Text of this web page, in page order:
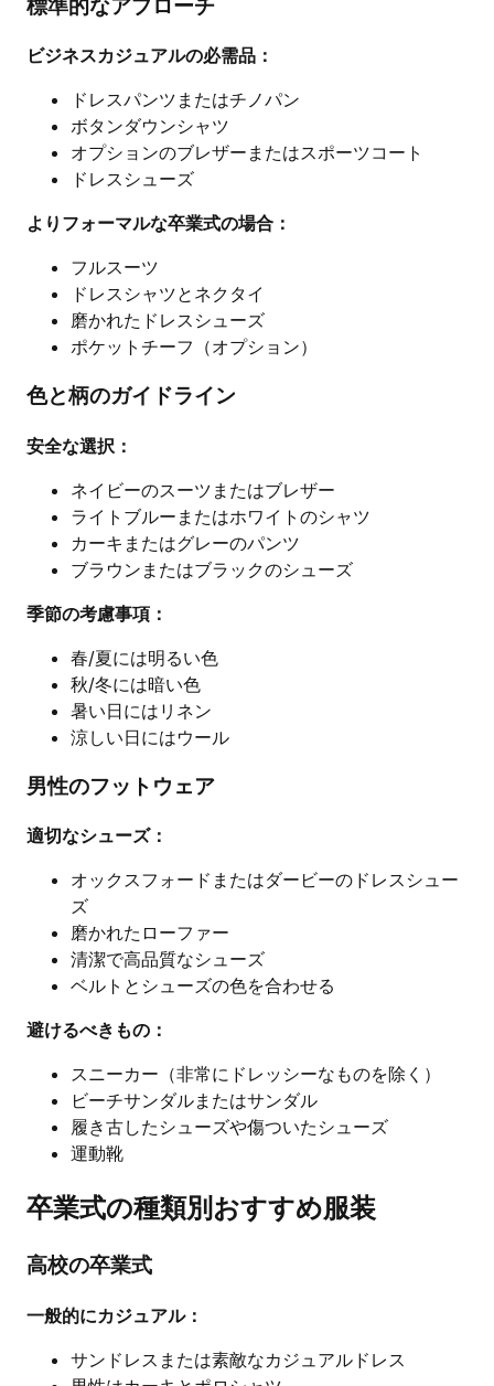
標準的なアプローチ
ビジネスカジュアルの必需品：
ドレスパンツまたはチノパン
ボタンダウンシャツ
オプションのブレザーまたはスポーツコート
ドレスシューズ
よりフォーマルな卒業式の場合：
フルスーツ
ドレスシャツとネクタイ
磨かれたドレスシューズ
ポケットチーフ（オプション）
色と柄のガイドライン
安全な選択：
ネイビーのスーツまたはブレザー
ライトブルーまたはホワイトのシャツ
カーキまたはグレーのパンツ
ブラウンまたはブラックのシューズ
季節の考慮事項：
春/夏には明るい色
秋/冬には暗い色
暑い日にはリネン
涼しい日にはウール
男性のフットウェア
適切なシューズ：
オックスフォードまたはダービーのドレスシュー
ズ
磨かれたローファー
清潔で高品質なシューズ
ベルトとシューズの色を合わせる
避けるべきもの：
スニーカー（非常にドレッシーなものを除く）
ビーチサンダルまたはサンダル
履き古したシューズや傷ついたシューズ
運動靴
卒業式の種類別おすすめ服装
高校の卒業式
一般的にカジュアル：
サンドレスまたは素敵なカジュアルドレス